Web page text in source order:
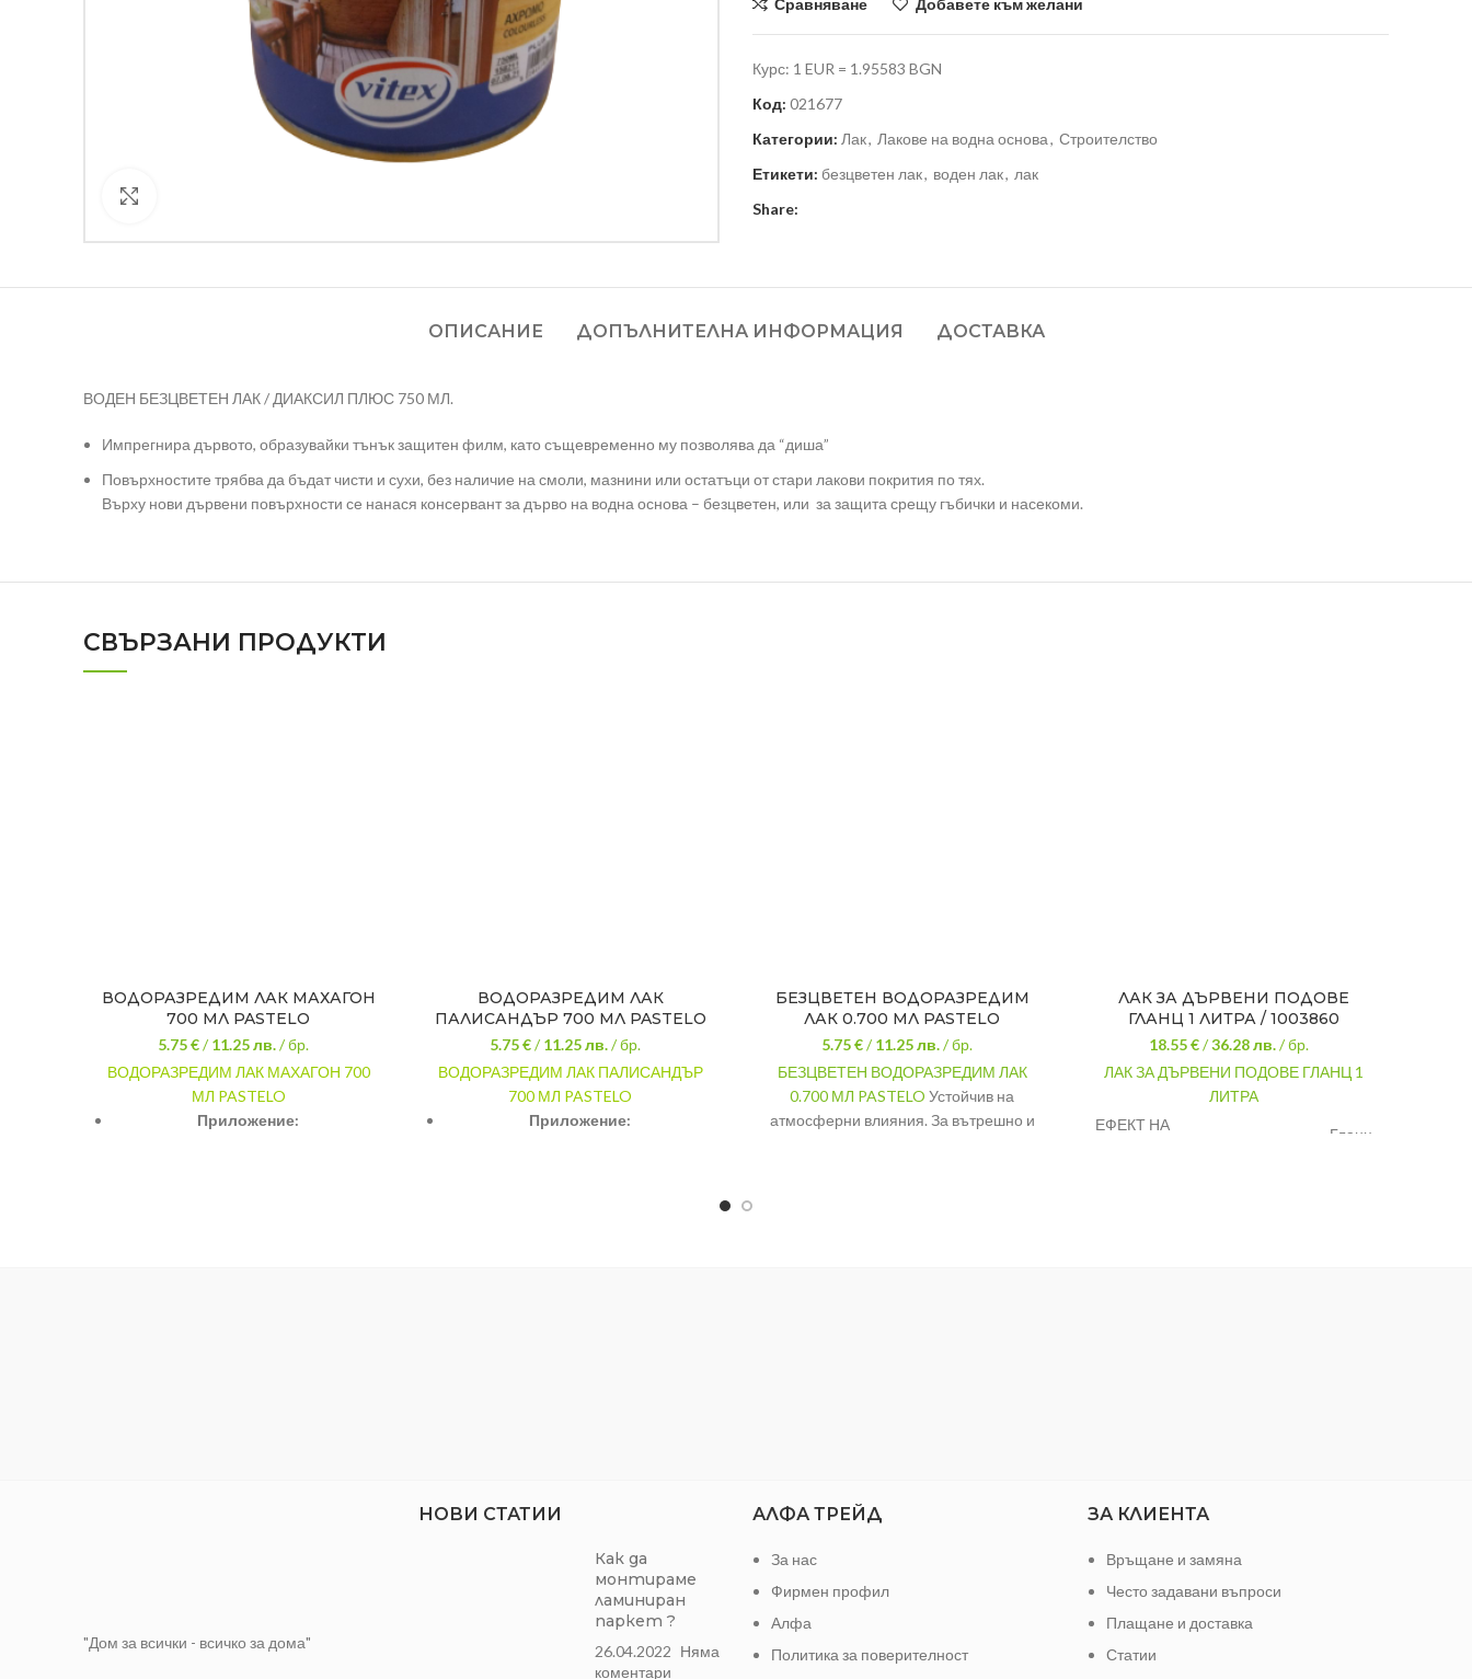
Сравняване Добавете към желани
Курс: 1 EUR = 1.95583 BGN
Код: 021677
Категории: Лак, Лакове на водна основа, Строителство
Етикети: безцветен лак, воден лак, лак
Share:
ОПИСАНИЕ ДОПЪЛНИТЕЛНА ИНФОРМАЦИЯ ДОСТАВКА
ВОДЕН БЕЗЦВЕТЕН ЛАК / ДИАКСИЛ ПЛЮС 750 МЛ.
Импрегнира дървото, образувайки тънък защитен филм, като същевременно му позволява да “диша”
Повърхностите трябва да бъдат чисти и сухи, без наличие на смоли, мазнини или остатъци от стари лакови покрития по тях.
Върху нови дървени повърхности се нанася консервант за дърво на водна основа – безцветен, или за защита срещу гъбички и насекоми.
СВЪРЗАНИ ПРОДУКТИ
ВОДОРАЗРЕДИМ ЛАК МАХАГОН
700 МЛ PASTELO
5.75 €/11.25лв. / бр.
ВОДОРАЗРЕДИМ ЛАК МАХАГОН 700
МЛ PASTELO
Приложение:
ВОДОРАЗРЕДИМ ЛАК
ПАЛИСАНДЪР 700 МЛ PASTELO
5.75 €/11.25лв. / бр.
ВОДОРАЗРЕДИМ ЛАК ПАЛИСАНДЪР
700 МЛ PASTELO
Приложение:
БЕЗЦВЕТЕН ВОДОРАЗРЕДИМ
ЛАК 0.700 МЛ PASTELO
5.75 €/11.25лв. / бр.
БЕЗЦВЕТЕН ВОДОРАЗРЕДИМ ЛАК
0.700 МЛ PASTELO Устойчив на
атмосферни влияния. За вътрешно и
ЛАК ЗА ДЪРВЕНИ ПОДОВЕ
ГЛАНЦ 1 ЛИТРА / 1003860
18.55 €/36.28лв. / бр.
ЛАК ЗА ДЪРВЕНИ ПОДОВЕ ГЛАНЦ 1
ЛИТРА
ЕФЕКТ НА
Гланц
"Дом за всички - всичко за дома"
НОВИ СТАТИИ
Как да
монтираме
ламиниран
паркет ?
26.04.2022 Няма
коментари
АЛФА ТРЕЙД
За нас
Фирмен профил
Алфа
Политика за поверителност
ЗА КЛИЕНТА
Връщане и замяна
Често задавани въпроси
Плащане и доставка
Статии